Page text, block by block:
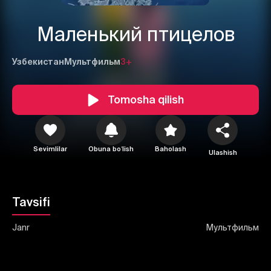
Маленький птицелов
Узбекистан Мультфильм3+
Tomosha qilish
Sevimlilar Obuna boʻlish Baholash Ulashish
Tavsifi
Janr Мультфильм
1 2 3
Yuborish
Bekor qilish Tizimga kirish